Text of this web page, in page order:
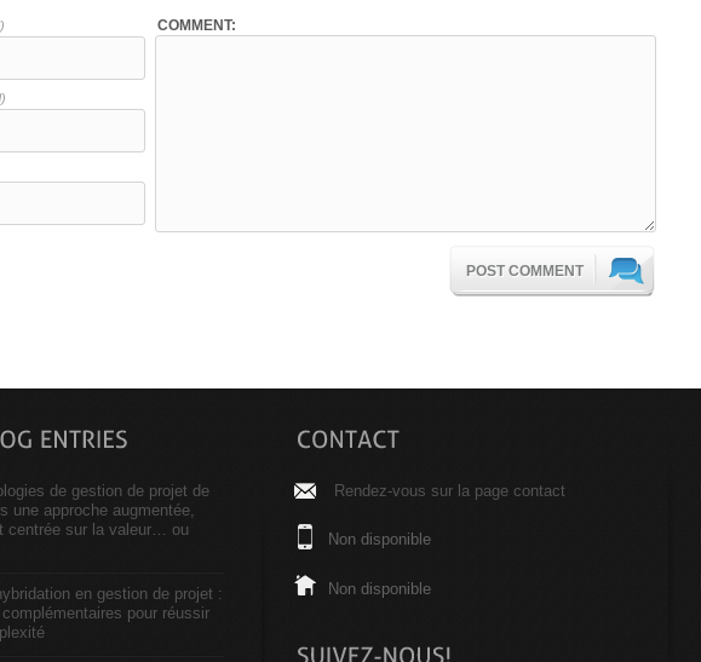
COMMENT:
POST COMMENT
de gestion de projet de
une approche augmentée,
centrée sur la valeur… ou
en gestion de projet :
pour réussir
Rendez-vous sur la page contact
Non disponible
Non disponible